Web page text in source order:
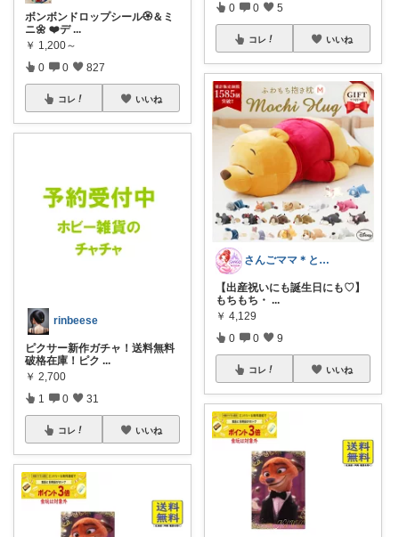
ボンボンドロップシール🏵️＆ミ
ニ🌼 ❤️デ ...
￥ 1,200～
0 0 827
コレ いいね
rinbeese
ピクサー新作ガチャ！送料無料
破格在庫！ピク ...
￥ 2,700
1 0 31
コレ いいね
0 0 5
コレ いいね
さんごママ＊ときめくプチプラディズニー♡
【出産祝いにも誕生日にも♡】
もちもち・ ...
￥ 4,129
0 0 9
コレ いいね